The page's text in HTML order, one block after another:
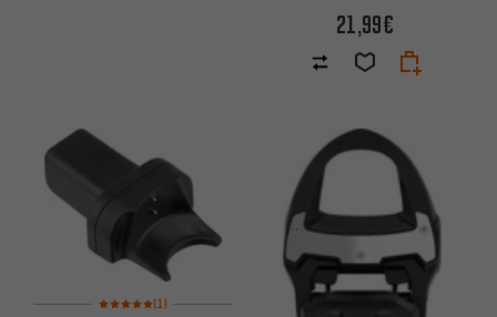
21,99€
Bewertungen: 5 von 5 basierend auf 1 Bewertungen
(1)